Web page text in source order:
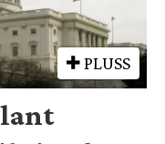
PLUSS